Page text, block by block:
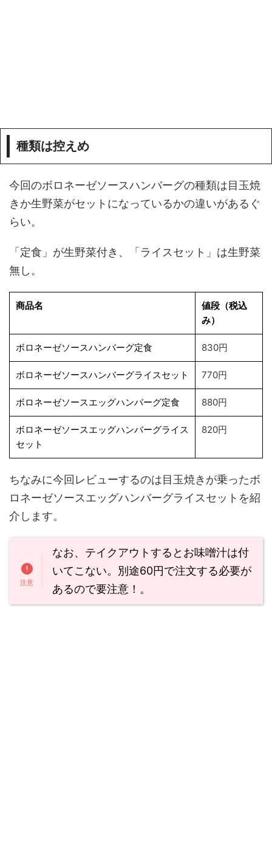
種類は控えめ
今回のボロネーゼソースハンバーグの種類は目玉焼
きか生野菜がセットになっているかの違いがあるぐ
らい。
「定食」が生野菜付き、「ライスセット」は生野菜
無し。
商品名
値段（税込
み）
ボロネーゼソースハンバーグ定食 830円
ボロネーゼソースハンバーグライスセット 770円
ボロネーゼソースエッグハンバーグ定食 880円
ボロネーゼソースエッグハンバーグライス
セット
820円
ちなみに今回レビューするのは目玉焼きが乗ったボ
ロネーゼソースエッグハンバーグライスセットを紹
介します。
なお、テイクアウトするとお味噌汁は付
いてこない。別途60円で注文する必要が
あるので要注意！。